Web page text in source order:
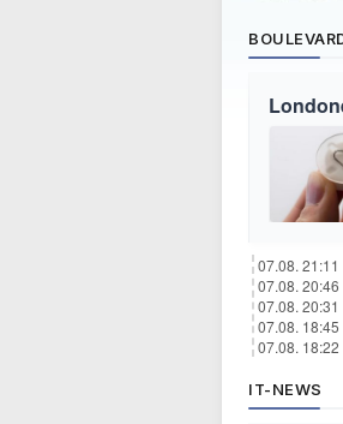
07.08. 21:11
07.08. 20:46
07.08. 20:31
07.08. 18:45
07.08. 18:22
IT-NEWS